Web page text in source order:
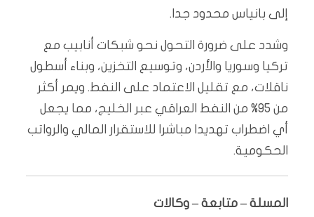
إلى بانياس محدود جدا.
وشدد على ضرورة التحول نحو شبكات أنابيب مع
تركيا وسوريا والأردن، وتوسيع التخزين، وبناء أسطول
ناقلات، مع تقليل الاعتماد على النفط. ويمر أكثر
من 95% من النفط العراقي عبر الخليج، مما يجعل
أي اضطراب تهديدا مباشرا للاستقرار المالي والرواتب
الحكومية.
المسلة – متابعة – وكالات